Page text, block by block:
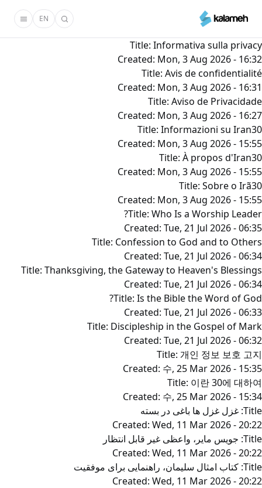
محتوای
اصلی
EN
Title: Informativa sulla privacy
Created: Mon, 3 Aug 2026 - 16:32
Title: Avis de confidentialité
Created: Mon, 3 Aug 2026 - 16:31
Title: Aviso de Privacidade
Created: Mon, 3 Aug 2026 - 16:27
Title: Informazioni su Iran30
Created: Mon, 3 Aug 2026 - 15:55
Title: À propos d'Iran30
Created: Mon, 3 Aug 2026 - 15:55
Title: Sobre o Irã30
Created: Mon, 3 Aug 2026 - 15:55
Title: Who Is a Worship Leader?
Created: Tue, 21 Jul 2026 - 06:35
Title: Confession to God and to Others
Created: Tue, 21 Jul 2026 - 06:34
Title: Thanksgiving, the Gateway to Heaven's Blessings
Created: Tue, 21 Jul 2026 - 06:34
Title: Is the Bible the Word of God?
Created: Tue, 21 Jul 2026 - 06:33
Title: Discipleship in the Gospel of Mark
Created: Tue, 21 Jul 2026 - 06:32
Title: 개인 정보 보호 고지
Created: 수, 25 Mar 2026 - 15:35
Title: 이란 30에 대하여
Created: 수, 25 Mar 2026 - 15:34
Title: غزل غزل ها باغی در بسته
Created: Wed, 11 Mar 2026 - 20:22
Title: جویس مایر، واعظی غیر قابل انتظار
Created: Wed, 11 Mar 2026 - 20:22
Title: کتاب امثال سلیمان، راهنمایی برای موفقیت
Created: Wed, 11 Mar 2026 - 20:22